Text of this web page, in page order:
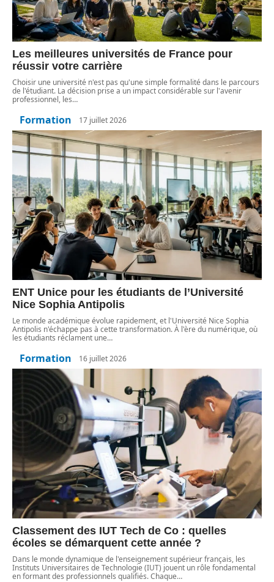
Les meilleures universités de France pour
réussir votre carrière
Choisir une université n'est pas qu'une simple formalité dans le parcours
de l'étudiant. La décision prise a un impact considérable sur l'avenir
professionnel, les…
Formation 17 juillet 2026
ENT Unice pour les étudiants de l’Université
Nice Sophia Antipolis
Le monde académique évolue rapidement, et l'Université Nice Sophia
Antipolis n'échappe pas à cette transformation. À l'ère du numérique, où
les étudiants réclament une…
Formation 16 juillet 2026
Classement des IUT Tech de Co : quelles
écoles se démarquent cette année ?
Dans le monde dynamique de l'enseignement supérieur français, les
Instituts Universitaires de Technologie (IUT) jouent un rôle fondamental
en formant des professionnels qualifiés. Chaque…